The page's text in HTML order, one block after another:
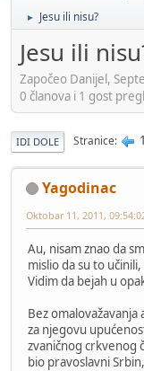
► Jesu ili nisu?
Jesu ili
Započeo Danijel,
0 članova i 1 gost
IDI DOLE Stranice 1
Yagodinac
Oktobar 11, 2011,
Au, nisam znao da
mislio da su to
Vidim da bejah u
Bez omalovažavanja
za njegovu
zvaničnog crkvenog
bio pravoslavni